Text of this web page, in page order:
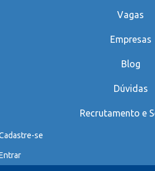
Vagas
Empresas
Blog
Dúvidas
Recrutamento e
se